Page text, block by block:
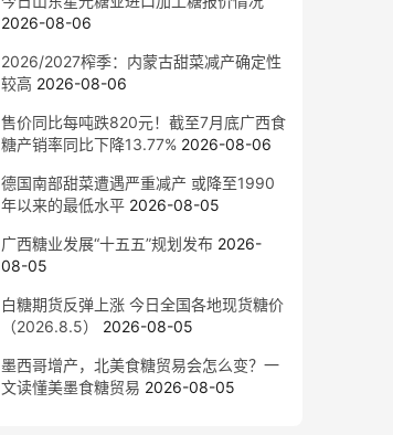
2026-08-06
2026/2027榨季：内蒙古甜菜减产确定性
较高 2026-08-06
售价同比每吨跌820元！截至7月底广西食
糖产销率同比下降13.77% 2026-08-06
德国南部甜菜遭遇严重减产 或降至1990
年以来的最低水平 2026-08-05
广西糖业发展“十五五”规划发布 2026-
08-05
白糖期货反弹上涨 今日全国各地现货糖价
（2026.8.5）
2026-08-05
墨西哥增产，北美食糖贸易会怎么变？一
文读懂美墨食糖贸易 2026-08-05